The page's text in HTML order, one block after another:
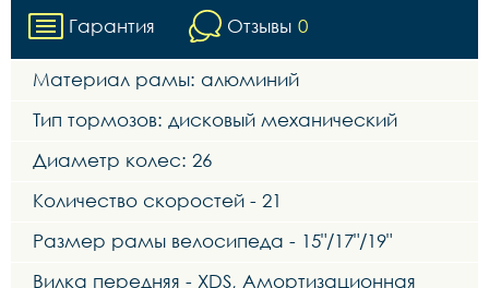
Гарантия Отзывы 0
Материал рамы: алюминий
Тип тормозов: дисковый механический
Диаметр колес: 26
Количество скоростей - 21
Размер рамы велосипеда - 15"/17"/19"
Вилка передняя - XDS, Амортизационная